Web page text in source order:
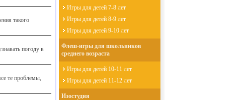
такого
погоду в
те проблемы,
Игры для детей 7-8 лет
Игры для детей 8-9 лет
Игры для детей 9-10 лет
Флеш-игры для школьников
среднего возраста
Игры для детей 10-11 лет
Игры для детей 11-12 лет
Изостудия